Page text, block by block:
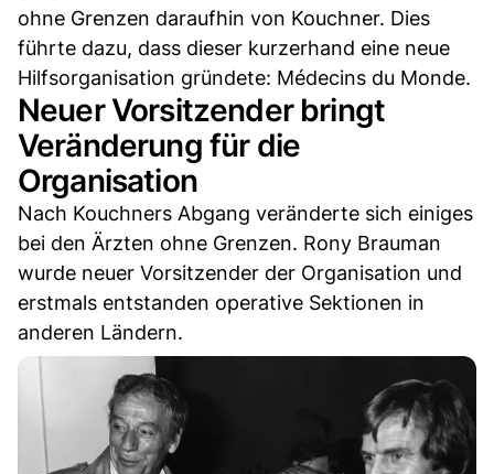
ohne Grenzen daraufhin von Kouchner. Dies
führte dazu, dass dieser kurzerhand eine neue
Hilfsorganisation gründete: Médecins du Monde.
Neuer Vorsitzender bringt
Veränderung für die
Organisation
Nach Kouchners Abgang veränderte sich einiges
bei den Ärzten ohne Grenzen. Rony Brauman
wurde neuer Vorsitzender der Organisation und
erstmals entstanden operative Sektionen in
anderen Ländern.